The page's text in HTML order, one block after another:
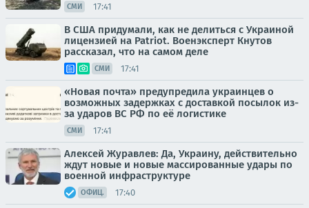
СМИ 17:41
В США придумали, как не делиться с Украиной
лицензией на Patriot. Военэксперт Кнутов
рассказал, что на самом деле
СМИ 17:41
«Новая почта» предупредила украинцев о
возможных задержках с доставкой посылок из-
за ударов ВС РФ по её логистике
СМИ 17:41
Алексей Журавлев: Да, Украину, действительно
ждут новые и новые массированные удары по
военной инфраструктуре
ОФИЦ. 17:40